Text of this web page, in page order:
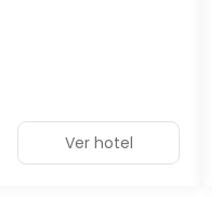
Ver hotel